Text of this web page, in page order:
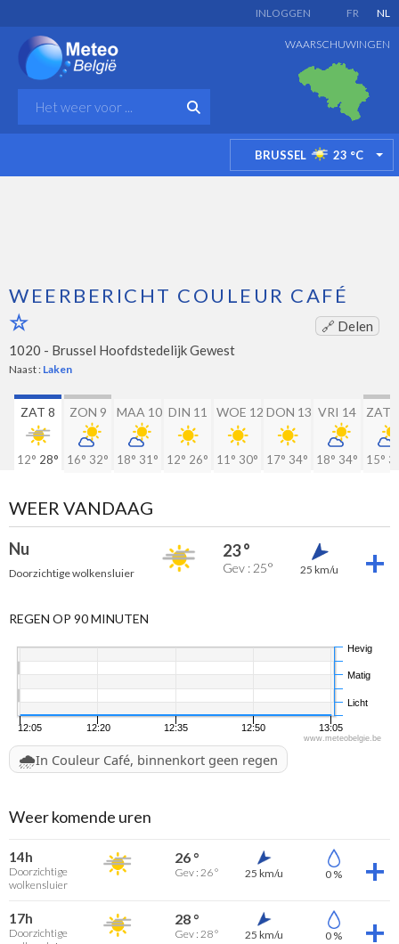
FR NL
INLOGGEN
WAARSCHUWINGEN
BRUSSEL 23 °C
WEERBERICHT COULEUR CAFÉ
🔗 Delen
1020 - Brussel Hoofdstedelijk Gewest
Naast : Laken
ZAT 8
12° 28°
ZON 9
16° 32°
MAA 10
18° 31°
DIN 11
12° 26°
WOE 12
11° 30°
DON 13
17° 34°
VRI 14
18° 34°
ZAT
15°
WEER VANDAAG
Nu
Doorzichtige wolkensluier
23 °
Gev : 25° 25 km/u
REGEN OP 90 MINUTEN
12:05 12:20 12:35 12:50 13:05
Licht
Matig
Hevig
www.meteobelgie.be
🌧️In Couleur Café, binnenkort geen regen
Weer komende uren
14h
Doorzichtige
wolkensluier
26 °
Gev : 26 ° 25 km/u 0 %
17h
Doorzichtige
28 °
Gev : 28 ° 25 km/u 0 %